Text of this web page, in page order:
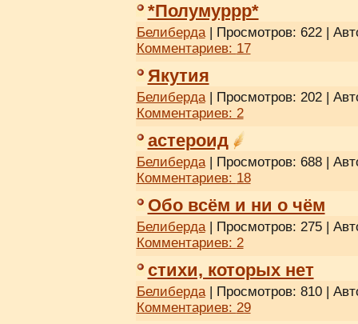
*Полумуррр*
Белиберда| Просмотров: 622 |
Комментариев: 17
Якутия
Белиберда| Просмотров: 202 |
Комментариев: 2
астероид
Белиберда| Просмотров: 688 |
Комментариев: 18
Обо всём и ни о чём
Белиберда| Просмотров: 275 |
Комментариев: 2
стихи, которых нет
Белиберда| Просмотров: 810 |
Комментариев: 29